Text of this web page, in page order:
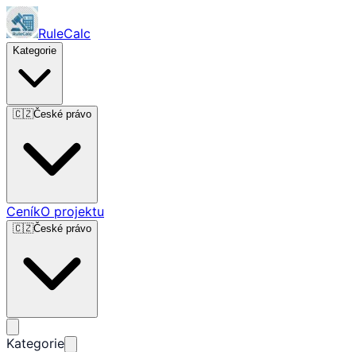
RuleCalc
Kategorie
🇨🇿České právo
CeníkO projektu
🇨🇿České právo
Kategorie